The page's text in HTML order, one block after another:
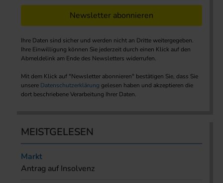
Newsletter abonnieren
Ihre Daten sind sicher und werden nicht an Dritte weitergegeben.
Ihre Einwilligung können Sie jederzeit durch einen Klick auf den
Abmeldelink am Ende des Newsletters widerrufen.
Mit dem Klick auf "Newsletter abonnieren" bestätigen Sie, dass Sie
unsere Datenschutzerklärung gelesen haben und akzeptieren die
dort beschriebene Verarbeitung Ihrer Daten.
MEISTGELESEN
Markt
Antrag auf Insolvenz